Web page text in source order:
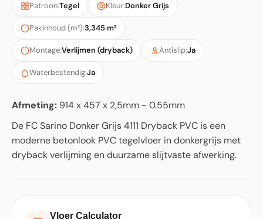
Patroon:Tegel Kleur:Donker Grijs
Pakinhoud (m²):3,345 m²
Montage:Verlijmen (dryback) Antislip:Ja
Waterbestendig:Ja
Afmeting: 914 x 457 x 2,5mm - 0.55mm
De FC Sarino Donker Grijs 4111 Dryback PVC is een
moderne betonlook PVC tegelvloer in donkergrijs met
dryback verlijming en duurzame slijtvaste afwerking.
Vloer Calculator